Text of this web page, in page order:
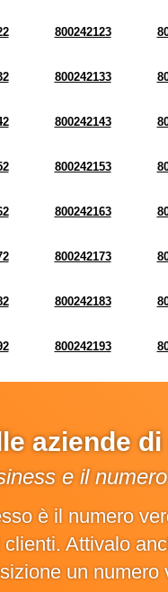
800242123
800242133
800242143
800242153
800242163
800242173
800242183
800242193
aziende
e il
è il numero
Attivalo
un